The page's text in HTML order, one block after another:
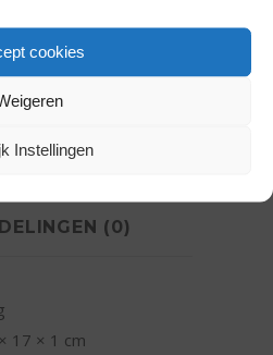
cookies
Instellingen
(0)
17 × 1 cm